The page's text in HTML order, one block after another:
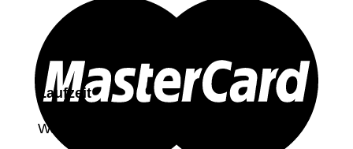
Laufzeit
Was gibt es schöneres?